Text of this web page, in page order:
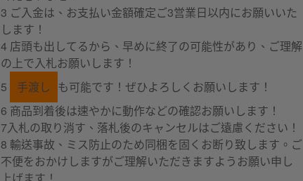
3 ご入金は、お支払い金額確定ご3営業日以内にお願いいた
します！
4 店頭も出してるから、早めに終了の可能性があり、ご理解
の上で入札お願いします！
5
手渡し
も可能です！ぜひよろしくお願いします！
6 商品到着後は速やかに動作などの確認お願いします！
7入札の取り消す、落札後のキャンセルはご遠慮ください！
8 輸送事故、ミス防止のため同梱を固くお断り致します。ご
不便をおかけしますがご理解いただきますようお願い申し